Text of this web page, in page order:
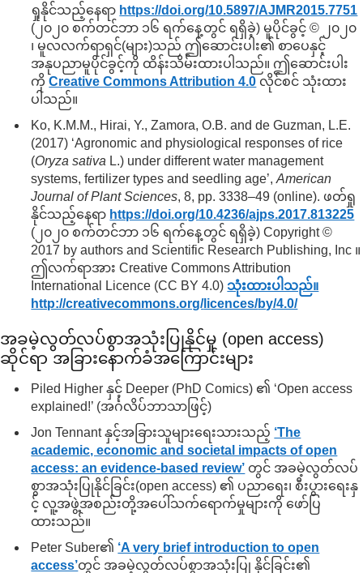
ရှုနိုင်သည့်နေရာ https://doi.org/10.5897/AJMR2015.7751
(၂၀၂၀ စက်တင်ဘာ ၁၆ ရက်နေ့တွင် ရရှိခဲ့) မူပိုင်ခွင့် © ၂၀၂၀
၊ မူလလက်ရာရှင်(များ)သည် ဤဆောင်းပါး၏ စာပေနှင့်
အနုပညာမူပိုင်ခွင့်ကို ထိန်းသိမ်းထားပါသည်။ ဤဆောင်းပါး
ကိုCreative Commons Attribution 4.0 လိုင်စင် သုံးထား
ပါသည်။
Ko, K.M.M., Hirai, Y., Zamora, O.B. and de Guzman, L.E.
(2017) ‘Agronomic and physiological responses of rice
(Oryza sativa L.) under different water management
systems, fertilizer types and seedling age’,American
Journal of Plant Sciences, 8, pp. 3338–49 (online). ဖတ်ရှု
နိုင်သည့်နေရာ https://doi.org/10.4236/ajps.2017.813225
(၂၀၂၀ စက်တင်ဘာ ၁၆ ရက်နေ့တွင် ရရှိခဲ့) Copyright ©
2017 by authors and Scientific Research Publishing, Inc ။
ဤလက်ရာအား Creative Commons Attribution
International Licence (CC BY 4.0) သုံးထားပါသည်။
http://creativecommons.org/licences/by/4.0/
အခမဲ့လွတ်လပ်စွာအသုံးပြုနိုင်မှု (open access)
ဆိုင်ရာ အခြားနောက်ခံအကြောင်းများ
Piled Higher နှင့် Deeper (PhD Comics) ၏ ‘Open access
explained!’ (အင်္ဂလိပ်ဘာသာဖြင့်)
Jon Tennant နှင့်အခြားသူများရေးသားသည့် ‘The
academic, economic and societal impacts of open
access: an evidence-based review’ တွင် အခမဲ့လွတ်လပ်
စွာအသုံးပြုနိုင်ခြင်း(open access) ၏ ပညာရေး၊ စီးပွားရေးနှ
င့် လူ့အဖွဲ့အစည်းတို့အပေါ်သက်ရောက်မှုများကို ဖော်ပြ
ထားသည်။
Peter Suber၏ ‘A very brief introduction to open
access’တွင် အခမဲ့လွတ်လပ်စွာအသုံးပြု နိုင်ခြင်း၏